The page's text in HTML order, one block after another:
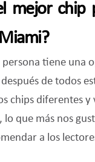
mejor chip
persona tiene una
de todos
chips diferentes
que más nos
a los